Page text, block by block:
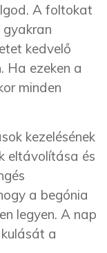
A foltokat
kedvelő
Ha ezeken a
minden
kezelésének
eltávolítása és
a begónia
legyen. A nap
a